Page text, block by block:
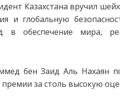
Казахстана вручил
и глобальную
обеспечение мира,
бен Заид Аль Нахаян
за столь высокую